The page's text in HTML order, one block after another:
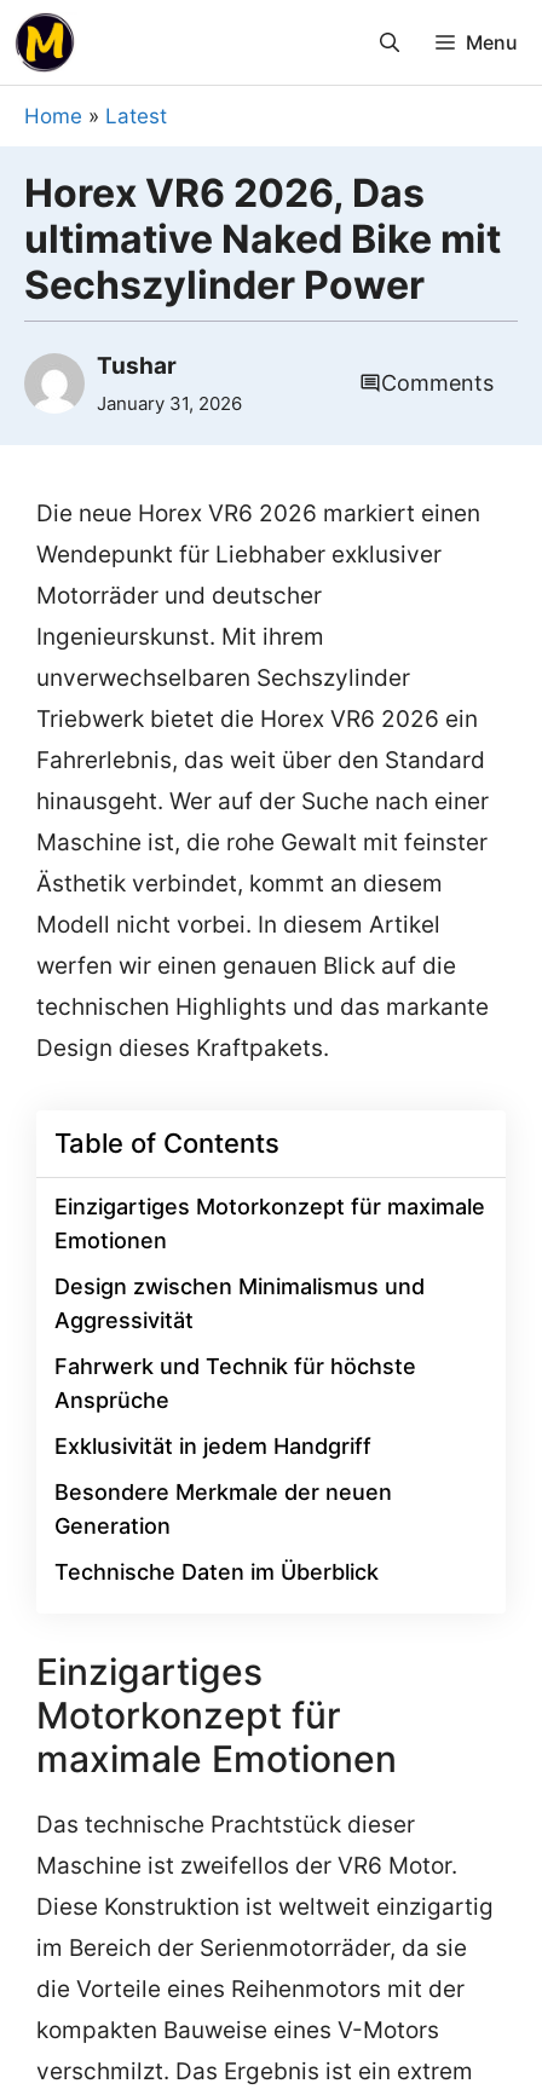
Skip
to
content
Menu
Home » Latest
Horex VR6 2026, Das
ultimative Naked Bike mit
Sechszylinder Power
Tushar
January 31, 2026
Comments
Die neue Horex VR6 2026 markiert einen
Wendepunkt für Liebhaber exklusiver
Motorräder und deutscher
Ingenieurskunst. Mit ihrem
unverwechselbaren Sechszylinder
Triebwerk bietet die Horex VR6 2026 ein
Fahrerlebnis, das weit über den Standard
hinausgeht. Wer auf der Suche nach einer
Maschine ist, die rohe Gewalt mit feinster
Ästhetik verbindet, kommt an diesem
Modell nicht vorbei. In diesem Artikel
werfen wir einen genauen Blick auf die
technischen Highlights und das markante
Design dieses Kraftpakets.
Table of Contents
Einzigartiges Motorkonzept für maximale
Emotionen
Design zwischen Minimalismus und
Aggressivität
Fahrwerk und Technik für höchste
Ansprüche
Exklusivität in jedem Handgriff
Besondere Merkmale der neuen
Generation
Technische Daten im Überblick
Einzigartiges
Motorkonzept für
maximale Emotionen
Das technische Prachtstück dieser
Maschine ist zweifellos der VR6 Motor.
Diese Konstruktion ist weltweit einzigartig
im Bereich der Serienmotorräder, da sie
die Vorteile eines Reihenmotors mit der
kompakten Bauweise eines V-Motors
verschmilzt. Das Ergebnis ist ein extrem